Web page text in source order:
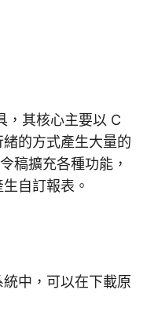
，其核心主要以 C
的方式產生大量的
稿擴充各種功能，
自訂報表。
中，可以在下載原